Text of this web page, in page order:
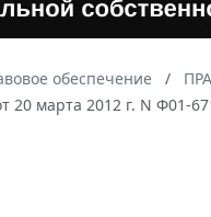
обеспечение
20 марта 2012 г. N